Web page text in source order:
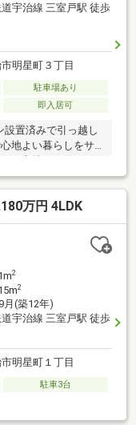
宇治線 三室戸駅 徒歩
明星町３丁目
駐車場あり
即入居可
設置済みで引っ越し
地よい暮らしをサ
万円 4LDK
2
2
月(築12年)
宇治線 三室戸駅 徒歩
明星町１丁目
駐車3台